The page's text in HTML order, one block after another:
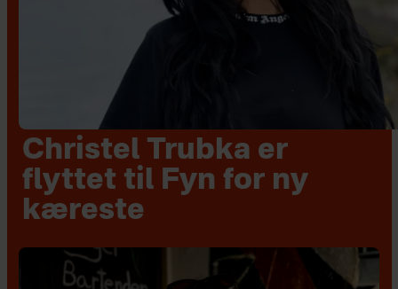
Christel Trubka er
flyttet til Fyn for ny
kæreste